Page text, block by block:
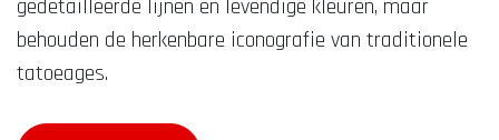
gedetailleerde lijnen en levendige kleuren, maar
behouden de herkenbare iconografie van traditionele
tatoeages.